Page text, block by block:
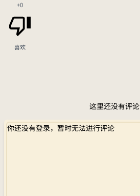
+0
喜欢
这里还没有评论
你还没有登录，暂时无法进行评论